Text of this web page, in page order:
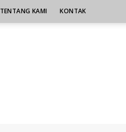
TENTANG KAMI KONTAK